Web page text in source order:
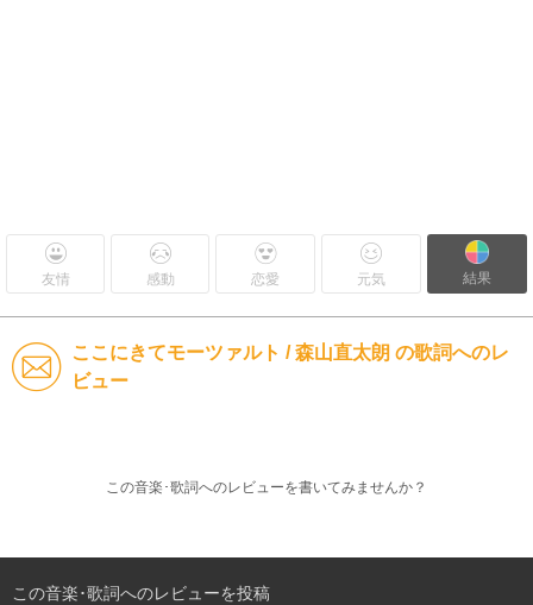
友情 感動 恋愛 元気 結果
ここにきてモーツァルト / 森山直太朗 の歌詞へのレ
ビュー
この音楽･歌詞へのレビューを書いてみませんか？
この音楽･歌詞へのレビューを投稿